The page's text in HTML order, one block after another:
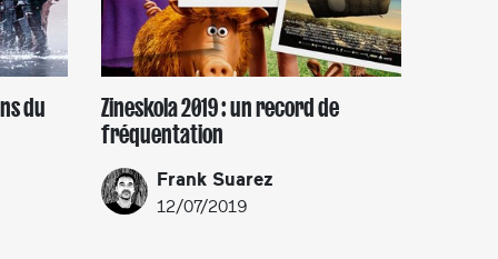
du
Zineskola 2019 : un record de
fréquentation
Frank Suarez
12/07/2019